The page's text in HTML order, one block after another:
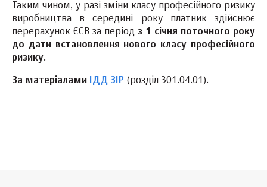
Таким чином, у разі зміни класу професійного ризику
виробництва в середині року платник здійснює
перерахунок ЄСВ за період з 1 січня поточного року
до дати встановлення нового класу професійного
ризику.
За матеріалами ІДД ЗІР (розділ 301.04.01).